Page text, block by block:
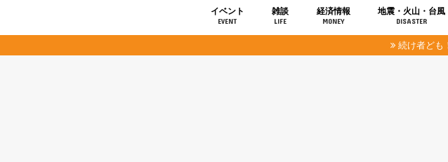
イベント
EVENT
雑談
LIFE
経済情報
MONEY
地震・火山・台風
DISASTER
続け者ども